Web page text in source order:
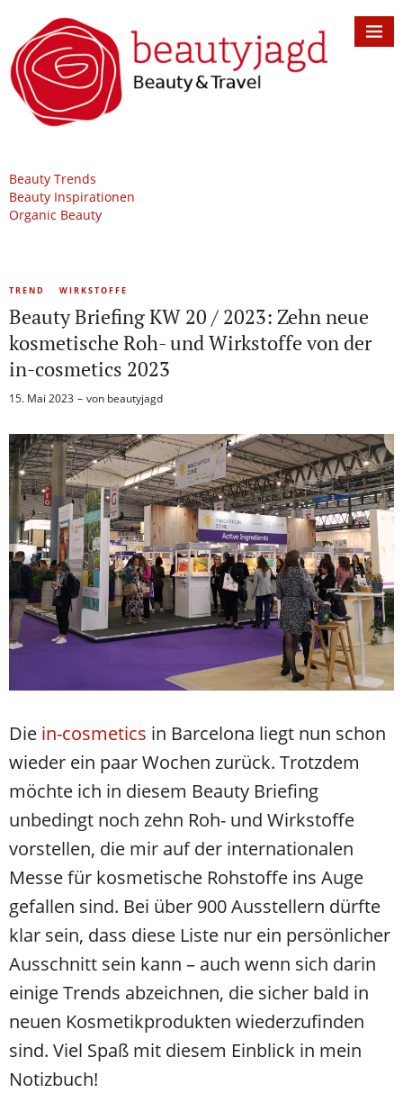
Beauty Trends
Beauty Inspirationen
Organic Beauty
TREND WIRKSTOFFE
Beauty Briefing KW 20 / 2023: Zehn neue
kosmetische Roh- und Wirkstoffe von der
in-cosmetics 2023
15. Mai 2023 von beautyjagd
Die in-cosmetics in Barcelona liegt nun schon
wieder ein paar Wochen zurück. Trotzdem
möchte ich in diesem Beauty Briefing
unbedingt noch zehn Roh- und Wirkstoffe
vorstellen, die mir auf der internationalen
Messe für kosmetische Rohstoffe ins Auge
gefallen sind. Bei über 900 Ausstellern dürfte
klar sein, dass diese Liste nur ein persönlicher
Ausschnitt sein kann – auch wenn sich darin
einige Trends abzeichnen, die sicher bald in
neuen Kosmetikprodukten wiederzufinden
sind. Viel Spaß mit diesem Einblick in mein
Notizbuch!